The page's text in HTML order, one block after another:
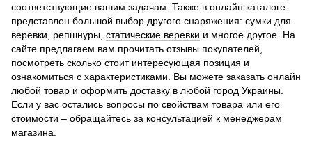
соответствующие вашим задачам. Также в онлайн каталоге
представлен большой выбор другого снаряжения: сумки для
веревки, репшнуры, статические веревки и многое другое. На
сайте предлагаем вам прочитать отзывы покупателей,
посмотреть сколько стоит интересующая позиция и
ознакомиться с характеристиками. Вы можете заказать онлайн
любой товар и оформить доставку в любой город Украины.
Если у вас остались вопросы по свойствам товара или его
стоимости – обращайтесь за консультацией к менеджерам
магазина.